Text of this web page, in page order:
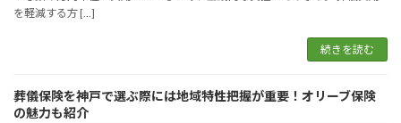
を軽減する方 […]
続きを読む
葬儀保険を神戸で選ぶ際には地域特性把握が重要！オリーブ保険
の魅力も紹介